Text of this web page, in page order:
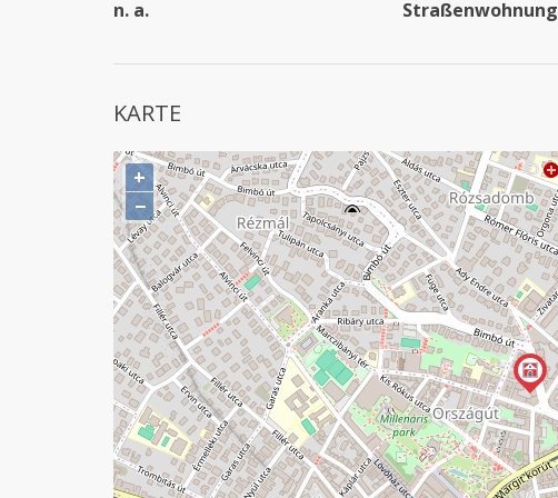
n. a. Straßenwohnung
KARTE
+
−